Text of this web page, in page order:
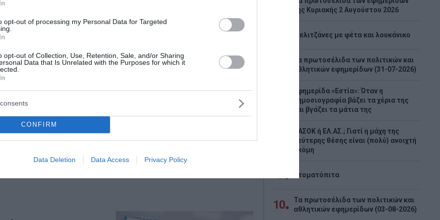
opt-out of processing my Personal Data for Targeted
opt-out of Collection, Use, Retention, Sale, and/or Sharing
Data that Is Unrelated with the Purposes for which it
CONFIRM
Data Deletion Data Access Privacy Policy
τελευταίο αντίο
Χαλκιά – Η
Α’ Νεκροταφείο
καλλιτέχνες και
σήμερα τον σπουδαίο
ελληνικής παραδοσιακής
μουσικής, Λάκη Χαλκιά, ο
α...
Γαλλική «ασπίδα» για το
Πώς επιχειρείται η
επανεκκίνηση του έργου
χρηματοδοτική βάση της ηλεκτρικής
διασύνδεσης Ελλάδας – Κύπρου
της Κυριακής 2 Αυγούστου 2026
Μελιτζάνες με φέτα και λουκάνικο
Τα πρωτοσέλιδα των πολιτικών και
αθλητικών εφημερίδων (31-07-2026)
Εφημερίδα «Εστία»: Όταν η
δημοσιογραφία βάζει τα χέρια της
και βγάζει τα μάτια της
ΠΑΣΟΚ ή ΕΛ.ΑΣ.; Γιατί η μάχη της
δεύτερης θέσης είναι (πολύ) ανοιχτή
ακόμη
9 Ντοματόπιτα
10
Τα πρωτοσέλιδα των πολιτικών και
αθλητικών εφημερίδων (03-08-2026)